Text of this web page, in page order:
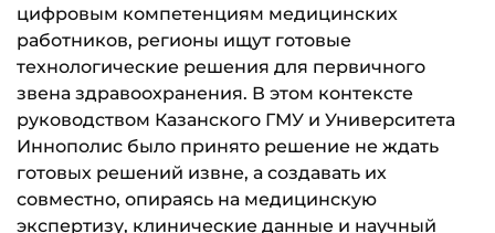
цифровым компетенциям медицинских
работников, регионы ищут готовые
технологические решения для первичного
звена здравоохранения. В этом контексте
руководством Казанского ГМУ и Университета
Иннополис было принято решение не ждать
готовых решений извне, а создавать их
совместно, опираясь на медицинскую
экспертизу, клинические данные и научный